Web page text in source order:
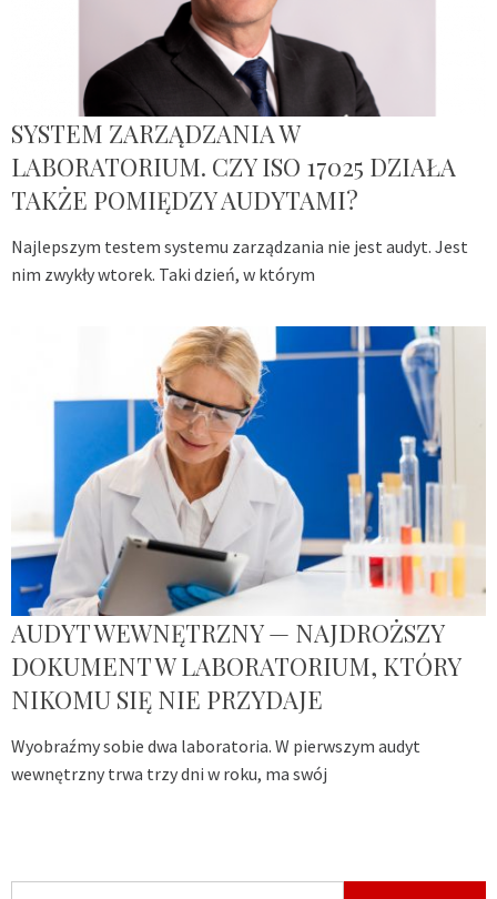
SYSTEM ZARZĄDZANIA W
LABORATORIUM. CZY ISO 17025 DZIAŁA
TAKŻE POMIĘDZY AUDYTAMI?
Najlepszym testem systemu zarządzania nie jest audyt. Jest
nim zwykły wtorek. Taki dzień, w którym
AUDYT WEWNĘTRZNY — NAJDROŻSZY
DOKUMENT W LABORATORIUM, KTÓRY
NIKOMU SIĘ NIE PRZYDAJE
Wyobraźmy sobie dwa laboratoria. W pierwszym audyt
wewnętrzny trwa trzy dni w roku, ma swój